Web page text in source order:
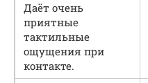
Даёт очень
приятные
тактильные
ощущения при
контакте.